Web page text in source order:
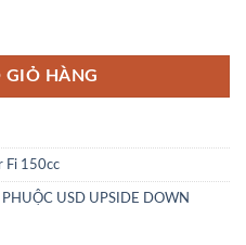
là:
₫8,950,000.
GIỎ HÀNG
Fi 150cc
PHUỘC USD UPSIDE DOWN